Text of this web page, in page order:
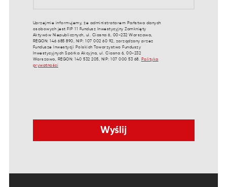
Uprzejmie informujemy, że administratorem Państwa danych
osobowych jest FIP 11 Fundusz Inwestycyjny Zamknięty
Aktywów Niepublicznych, ul. Ciasna 6, 00-232 Warszawa,
REGON: 146 685 890, NIP: 107 002 60 92, zarządzany przez
Fundusze Inwestycji Polskich Towarzystwo Funduszy
Inwestycyjnych Spółka Akcyjna, ul. Ciasna 6, 00-232
Warszawa, REGON: 140 532 205, NIP: 107 000 53 68. Polityka
prywatności